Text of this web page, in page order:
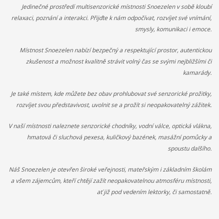
návrh na projekt pro činnost v organizaci.Aktivity projektu jsou
sloučené s celkovou činností organizací. Dobrovolníci budou
začleněni do celého pracovního běhu organizace a budou
budou se rovněž podílet na přípravě a nabídce svých vlastních
aktivit. Budou svou činností propagovat EDS a program
Mezi hlavní aktivity bude patřit seznámení místní
výstupy a dopady projektu jsou:Dobrovolníci získají nové
zkušenosti a dovednosti, sociální návyky ( dennodenní
Vše výše uvedené, dobrovolníci mohou využít ve svých
projektech v organizace i při návratu do své zemi. Svými
zkušenostmi budou ve své zemi motivovat další mladé lidi k
kulturách.Organizace rozšíří nabídku aktivit a zvýší svou
návštěvnost, rovněž pro pracovníky organizace má velká
význam každodenní komunikace a kontakt s lidi z jiné kultury.
Jedinečné prostředí multisenzorické místnosti Snoezelen v sobě kloubí
relaxaci, poznání a interakci. Přijďte k nám odpočívat, rozvíjet své vnímání,
smysly, komunikaci i emoce.
Místnost Snoezelen nabízí bezpečný a respektující prostor, autentickou
zkušenost a možnost kvalitně strávit volný čas se svými nejbližšími či
kamarády.
Je také místem, kde můžete bez obav prohlubovat své senzorické prožitky,
rozvíjet svou představivost, uvolnit se a prožít si neopakovatelný zážitek.
V naší místnosti naleznete senzorické chodníky, vodní válce, optická vlákna,
hmatová či sluchová pexesa, kuličkový bazének, masážní pomůcky a
spoustu dalšího.
Náš Snoezelen je otevřen široké veřejnosti, mateřským i základním školám
a všem zájemcům, kteří chtějí zažít neopakovatelnou atmosféru místnosti,
ať již pod vedením lektorky, či samostatně.